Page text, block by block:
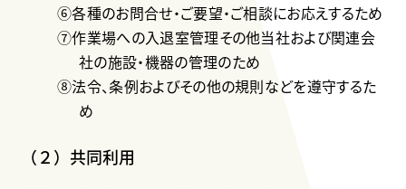
⑥各種のお問合せ・ご要望・ご相談にお応えするため
⑦作業場への入退室管理その他当社および関連会
社の施設・機器の管理のため
⑧法令、条例およびその他の規則などを遵守するた
め
（２）共同利用